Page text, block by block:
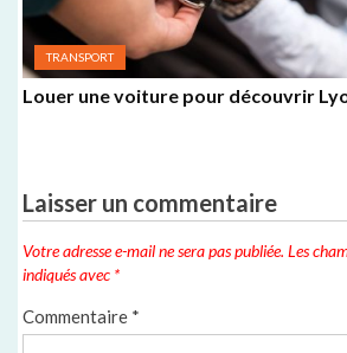
TRANSPORT
Louer une voiture pour découvrir
Laisser un commentaire
Votre adresse e-mail ne sera pas publiée. Les
indiqués avec *
Commentaire *